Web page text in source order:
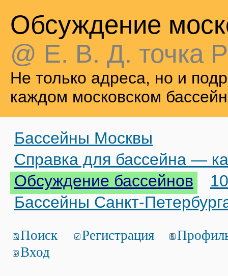
Обсуждение
@ Е. В. Д. точка
Не только адреса, но и
каждом московском
Бассейны Москвы
Справка для бассейна —
Обсуждение бассейнов
Бассейны Санкт-
Поиск Регистрация
Вход